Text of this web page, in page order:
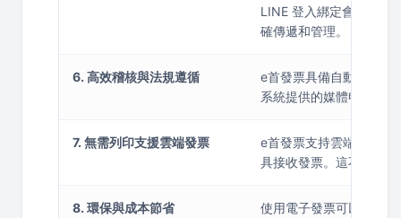
LINE 登入綁定會員載具
確傳遞和管理。
6. 高效稽核與法規遵循
e首發票具備自動化稽核
系統提供的媒體申報功
7. 無需列印支援雲端發票
e首發票支持雲端發票功
具接收發票。這不僅節
8. 環保與成本節省
使用電子發票可以大幅